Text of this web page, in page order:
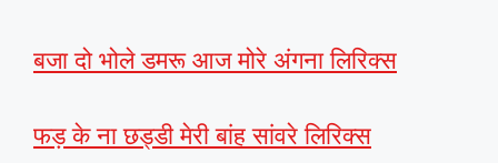
बजा दो भोले डमरू आज मोरे अंगना लिरिक्स
फड़ के ना छड्डी मेरी बांह सांवरे लिरिक्स